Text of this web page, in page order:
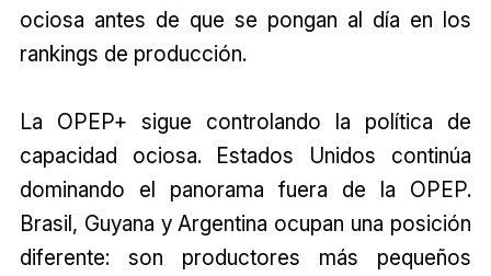
ociosa antes de que se pongan al día en los
rankings de producción.
La OPEP+ sigue controlando la política de
capacidad ociosa. Estados Unidos continúa
dominando el panorama fuera de la OPEP.
Brasil, Guyana y Argentina ocupan una posición
diferente: son productores más pequeños